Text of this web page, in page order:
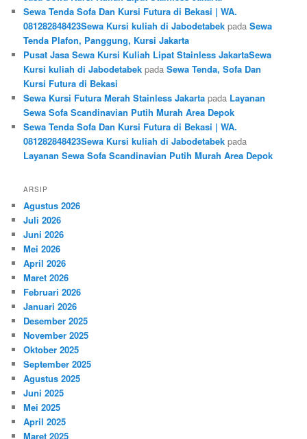
Sewa Tenda Sofa Dan Kursi Futura di Bekasi | WA.
081282848423Sewa Kursi kuliah di Jabodetabek padaSewa
Tenda Plafon, Panggung, Kursi Jakarta
Pusat Jasa Sewa Kursi Kuliah Lipat Stainless JakartaSewa
Kursi kuliah di Jabodetabek padaSewa Tenda, Sofa Dan
Kursi Futura di Bekasi
Sewa Kursi Futura Merah Stainless Jakarta pada Layanan
Sewa Sofa Scandinavian Putih Murah Area Depok
Sewa Tenda Sofa Dan Kursi Futura di Bekasi | WA.
081282848423Sewa Kursi kuliah di Jabodetabek pada
Layanan Sewa Sofa Scandinavian Putih Murah Area Depok
ARSIP
Agustus 2026
Juli 2026
Juni 2026
Mei 2026
April 2026
Maret 2026
Februari 2026
Januari 2026
Desember 2025
November 2025
Oktober 2025
September 2025
Agustus 2025
Juni 2025
Mei 2025
April 2025
Maret 2025